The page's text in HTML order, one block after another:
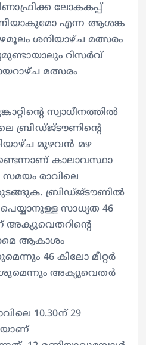
ലോകകപ്പ്
എന്ന ആശങ്ക
ശനിയാഴ്ച മത്സരം
റിസര്‍വ്
മത്സരം
സ്വാധീനത്തില്‍
ബ്രിഡ്ജ്ടൗണിന്‍റെ
മുഴവന്‍ മഴ
കാലാവസ്ഥാ
സമയം രാവിലെ
ബ്രിഡ്ജ്ടൗണിൽ
സാധ്യത 46
അക്യുവെതറിന്‍റെ
ആകാശം
46 കിലോ മീറ്റര്‍
അക്യുവെതര്‍
10.30ന് 29